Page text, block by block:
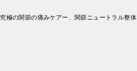
究極の関節の痛みケアー、関節ニュートラル整体